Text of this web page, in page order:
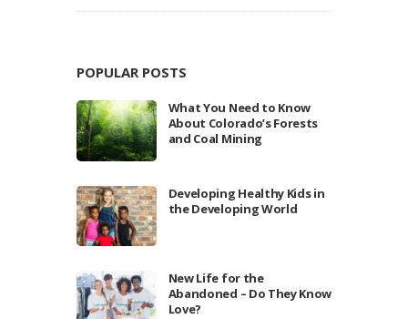
POPULAR POSTS
What You Need to Know
About Colorado’s Forests
and Coal Mining
Developing Healthy Kids in
the Developing World
New Life for the
Abandoned – Do They Know
Love?